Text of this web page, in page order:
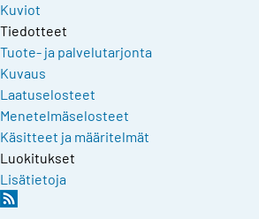
Kuviot
Tiedotteet
Tuote- ja palvelutarjonta
Kuvaus
Laatuselosteet
Menetelmäselosteet
Käsitteet ja määritelmät
Luokitukset
Lisätietoja